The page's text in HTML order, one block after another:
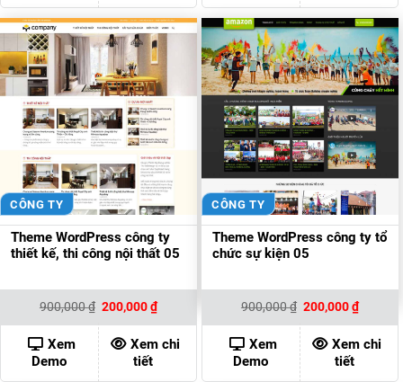
CÔNG TY
Theme WordPress công ty
thiết kế, thi công nội thất 05
900,000₫ Giá
là:
900,000 ₫.
200,000₫Giá
hiện
tại
là:
200,000 ₫.
Xem
Demo
Xem chi
tiết
CÔNG TY
Theme WordPress công ty tổ
chức sự kiện 05
900,000₫ Giá
là:
900,000 ₫.
200,000₫Giá
hiện
tại
là:
Xem
Demo
Xem chi
tiết